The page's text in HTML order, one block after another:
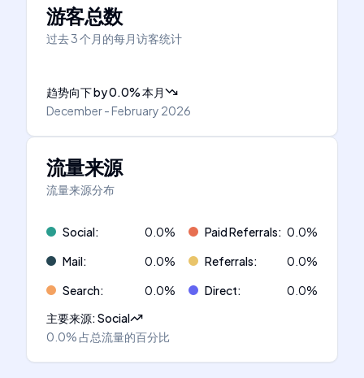
游客总数
过去 3 个月的每月访客统计
趋势向下by0.0%本月
December - February 2026
流量来源
流量来源分布
Social: 0.0% Paid Referrals: 0.0%
Mail: 0.0% Referrals: 0.0%
Search: 0.0% Direct: 0.0%
主要来源:Social
0.0%占总流量的百分比